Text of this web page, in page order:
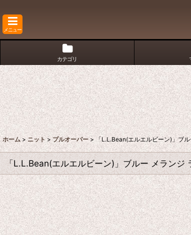
メニュー
カテゴリ
ホーム > ニット > プルオーバー > 「L.L.Bean(エルエルビーン)」ブ
「L.L.Bean(エルエルビーン)」ブルー メランジ